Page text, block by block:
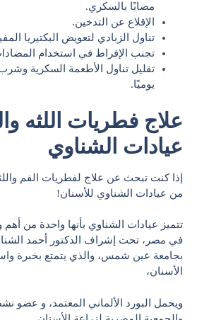
مصابًا بالسكري.
الإقلاع عن التدخين.
تناول الزبادي لتعويض البكتيريا
تجنب الإفراط في استخدام
تقليل تناول الأطعمة السكرية
يوميًا.
علاج فطريات اللثه
عيادات الشناوي
إذا كنت تبحث عن علاج لفطريات الفم
من عيادات الشناوي للأسنان!
تتميز عيادات الشناوي بأنها واحدة من أهم
في مصر، تحت إشراف الدكتور أحمد
بجامعة عين شمس، والذي يتمتع بخبرة
الأسنان،
ويحمل البورد الألماني المعتمد، و عضو